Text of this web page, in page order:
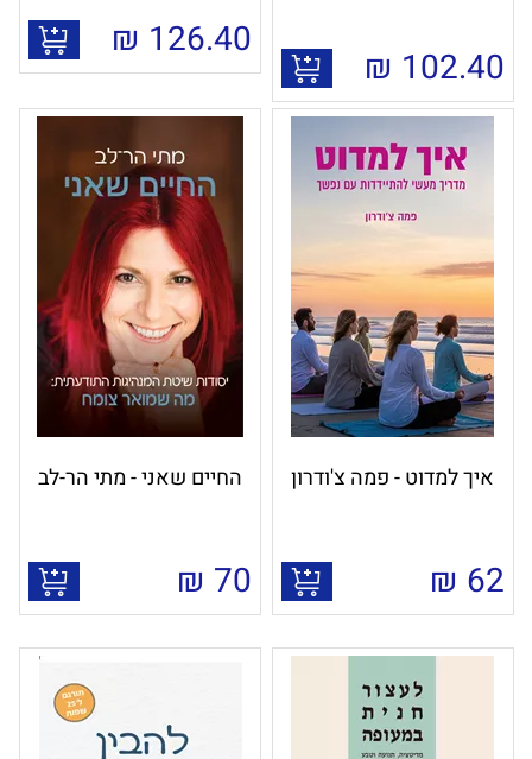
102.40
₪
126.40
₪
איך למדוט - פמה צ'ודרון
62
₪
החיים שאני - מתי הר-לב
70
₪